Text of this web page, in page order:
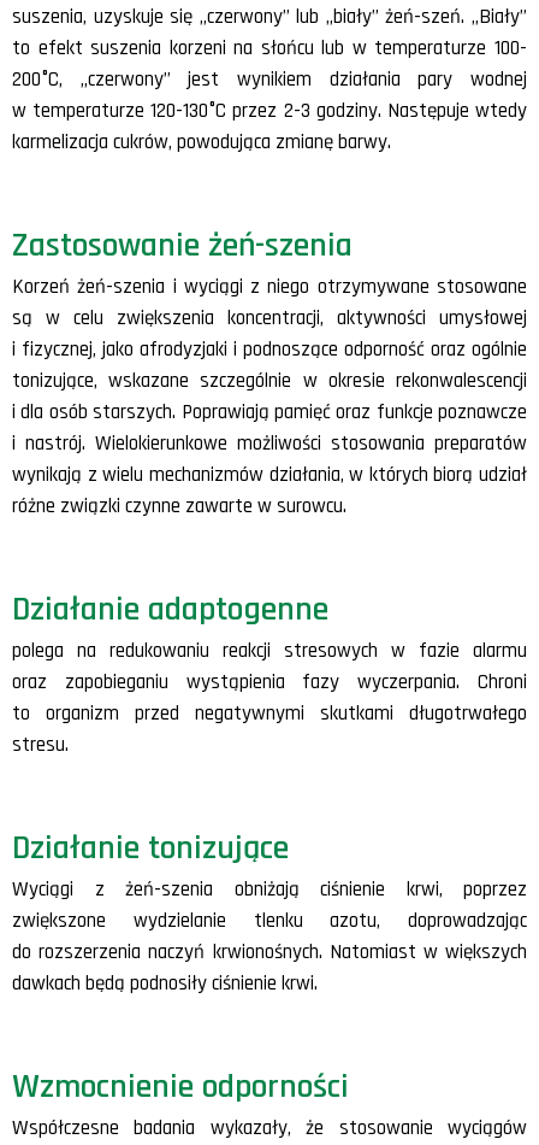
suszenia, uzyskuje się „czerwony” lub „biały” żeń-szeń. „Biały”
to efekt suszenia korzeni na słońcu lub w temperaturze 100-
200°C, „czerwony” jest wynikiem działania pary wodnej
w temperaturze 120-130°C przez 2-3 godziny. Następuje wtedy
karmelizacja cukrów, powodująca zmianę barwy.
Zastosowanie żeń-szenia
Korzeń żeń-szenia i wyciągi z niego otrzymywane stosowane
są w celu zwiększenia koncentracji, aktywności umysłowej
i fizycznej, jako afrodyzjaki i podnoszące odporność oraz ogólnie
tonizujące, wskazane szczególnie w okresie rekonwalescencji
i dla osób starszych. Poprawiają pamięć oraz funkcje poznawcze
i nastrój. Wielokierunkowe możliwości stosowania preparatów
wynikają z wielu mechanizmów działania, w których biorą udział
różne związki czynne zawarte w surowcu.
Działanie adaptogenne
polega na redukowaniu reakcji stresowych w fazie alarmu
oraz zapobieganiu wystąpienia fazy wyczerpania. Chroni
to organizm przed negatywnymi skutkami długotrwałego
stresu.
Działanie tonizujące
Wyciągi z żeń-szenia obniżają ciśnienie krwi, poprzez
zwiększone wydzielanie tlenku azotu, doprowadzając
do rozszerzenia naczyń krwionośnych. Natomiast w większych
dawkach będą podnosiły ciśnienie krwi.
Wzmocnienie odporności
Współczesne badania wykazały, że stosowanie wyciągów